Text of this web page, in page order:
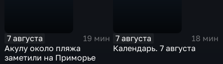
7 августа
19 мин
Акулу около пляжа
заметили на Приморье
7 августа
18 мин
Календарь. 7 августа